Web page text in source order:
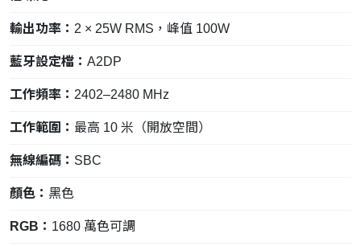
輸出功率： 2 × 25W RMS，峰值 100W
藍牙設定檔： A2DP
工作頻率： 2402–2480 MHz
工作範圍： 最高 10 米（開放空間）
無線編碼： SBC
顏色： 黑色
RGB： 1680 萬色可調